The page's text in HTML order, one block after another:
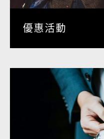
優惠活動